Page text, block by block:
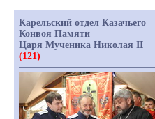
Карельский отдел Казачьего
Конвоя Памяти
Царя Мученика Николая II
(121)